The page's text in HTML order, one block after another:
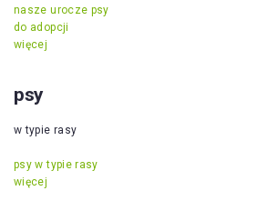
nasze urocze psy
do adopcji
więcej
psy
w typie rasy
psy w typie rasy
więcej